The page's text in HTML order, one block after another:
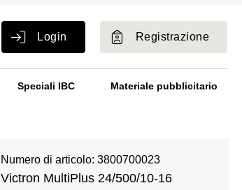
Login Registrazione
Speciali IBC Materiale pubblicitario
Numero di articolo: 3800700023
Victron MultiPlus 24/500/10-16